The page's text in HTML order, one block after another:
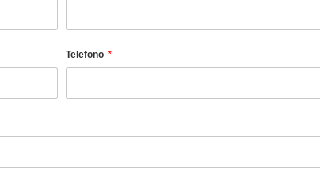
Telefono